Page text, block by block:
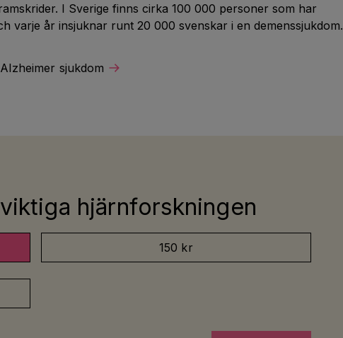
I Sverige finns cirka 100 000 personer som har
varje år insjuknar runt 20 000 svenskar i en demenssjukdom.
sjukdom
hjärnforskningen
150 kr